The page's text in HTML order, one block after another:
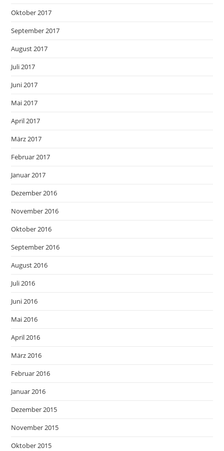
Oktober 2017
September 2017
August 2017
Juli 2017
Juni 2017
Mai 2017
April 2017
März 2017
Februar 2017
Januar 2017
Dezember 2016
November 2016
Oktober 2016
September 2016
August 2016
Juli 2016
Juni 2016
Mai 2016
April 2016
März 2016
Februar 2016
Januar 2016
Dezember 2015
November 2015
Oktober 2015